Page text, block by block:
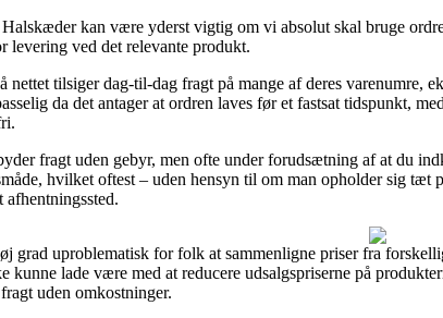
kan være yderst vigtig om vi absolut skal bruge
levering ved det relevante produkt.
nettet tilsiger dag-til-dag fragt på mange af deres varenumre,
da det antager at ordren laves før et fastsat tidspunkt,
fragt uden gebyr, men ofte under forudsætning af at du
hvilket oftest – uden hensyn til om man opholder sig
grad uproblematisk for folk at sammenligne priser fra
kunne lade være med at reducere udsalgspriserne på
uden omkostninger.